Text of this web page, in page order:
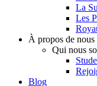
La
Les
À propos de nous
Qui nous
Blog